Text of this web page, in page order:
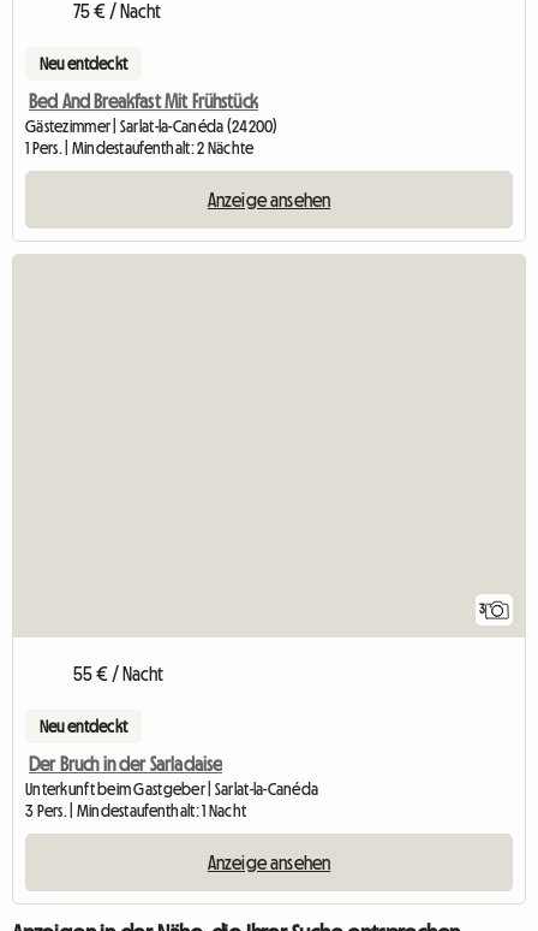
75 € / Nacht
Neu entdeckt
Bed And Breakfast Mit Frühstück
Gästezimmer | Sarlat-la-Canéda (24200)
1 Pers. | Mindestaufenthalt: 2 Nächte
Anzeige ansehen
3
55 € / Nacht
Neu entdeckt
Der Bruch in der Sarladaise
Unterkunft beim Gastgeber | Sarlat-la-Canéda
3 Pers. | Mindestaufenthalt: 1 Nacht
Anzeige ansehen